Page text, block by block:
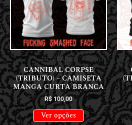
NOVIDADES
CANNIBAL CORPSE
(TRIBUTO) – CAMISETA
MANGA CURTA BRANCA
R$100,00
Ver opções